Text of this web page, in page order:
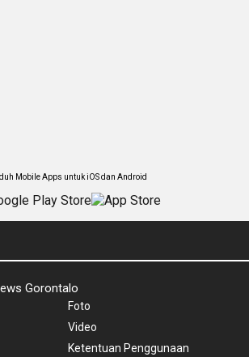
Mobile Apps untuk iOS dan Android
Gorontalo
Foto
Video
Ketentuan Penggunaan